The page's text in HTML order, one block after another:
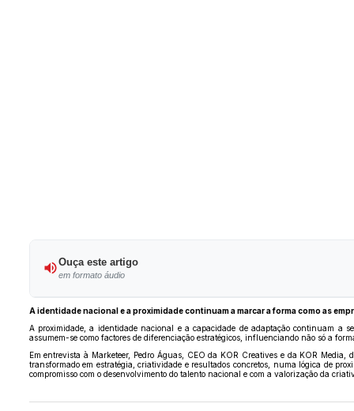
Ouça este artigo
em formato áudio
A identidade nacional e a proximidade continuam a marcar a forma como as
A proximidade, a identidade nacional e a capacidade de adaptação continuam a
assumem-se como factores de diferenciação estratégicos, influenciando não só a
Em entrevista à Marketeer, Pedro Águas, CEO da KOR Creatives e da KOR
transformado em estratégia, criatividade e resultados concretos, numa lógica de
compromisso com o desenvolvimento do talento nacional e com a valorização da